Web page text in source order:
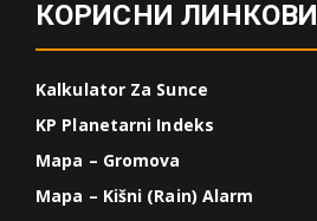
КОРИСНИ ЛИНКОВИ
Kalkulator Za Sunce
KP Planetarni Indeks
Mapa – Gromova
Mapa – Kišni (Rain) Alarm